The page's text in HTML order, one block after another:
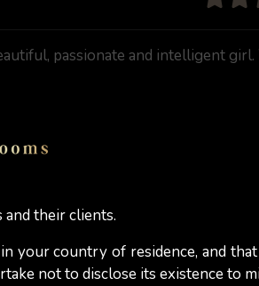
passionate and intelligent
Looking forward to the
and their clients.
your country of residence, and
not to disclose its existence to